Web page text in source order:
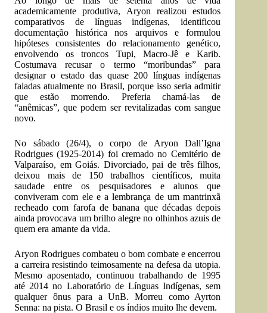
academicamente produtiva, Aryon realizou estudos
comparativos de línguas indígenas, identificou
documentação histórica nos arquivos e formulou
hipóteses consistentes do relacionamento genético,
envolvendo os troncos Tupi, Macro-Jê e Karib.
Costumava recusar o termo “moribundas” para
designar o estado das quase 200 línguas indígenas
faladas atualmente no Brasil, porque isso seria admitir
que estão morrendo. Preferia chamá-las de
“anêmicas”, que podem ser revitalizadas com sangue
novo.
No sábado (26/4), o corpo de Aryon Dall’Igna
Rodrigues (1925-2014) foi cremado no Cemitério de
Valparaíso, em Goiás. Divorciado, pai de três filhos,
deixou mais de 150 trabalhos científicos, muita
saudade entre os pesquisadores e alunos que
conviveram com ele e a lembrança de um mantrinxã
recheado com farofa de banana que décadas depois
ainda provocava um brilho alegre no olhinhos azuis de
quem era amante da vida.
Aryon Rodrigues combateu o bom combate e encerrou
a carreira resistindo teimosamente na defesa da utopia.
Mesmo aposentado, continuou trabalhando de 1995
até 2014 no Laboratório de Línguas Indígenas, sem
qualquer ônus para a UnB. Morreu como Ayrton
Senna: na pista. O Brasil e os índios muito lhe devem.